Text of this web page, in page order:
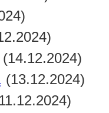
(14.12.2024)
(13.12.2024)